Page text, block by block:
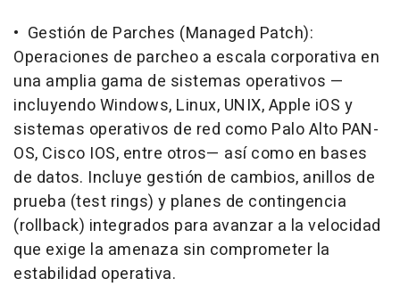
• Gestión de Parches (Managed Patch):
Operaciones de parcheo a escala corporativa en
una amplia gama de sistemas operativos —
incluyendo Windows, Linux, UNIX, Apple iOS y
sistemas operativos de red como Palo Alto PAN-
OS, Cisco IOS, entre otros— así como en bases
de datos. Incluye gestión de cambios, anillos de
prueba (test rings) y planes de contingencia
(rollback) integrados para avanzar a la velocidad
que exige la amenaza sin comprometer la
estabilidad operativa.